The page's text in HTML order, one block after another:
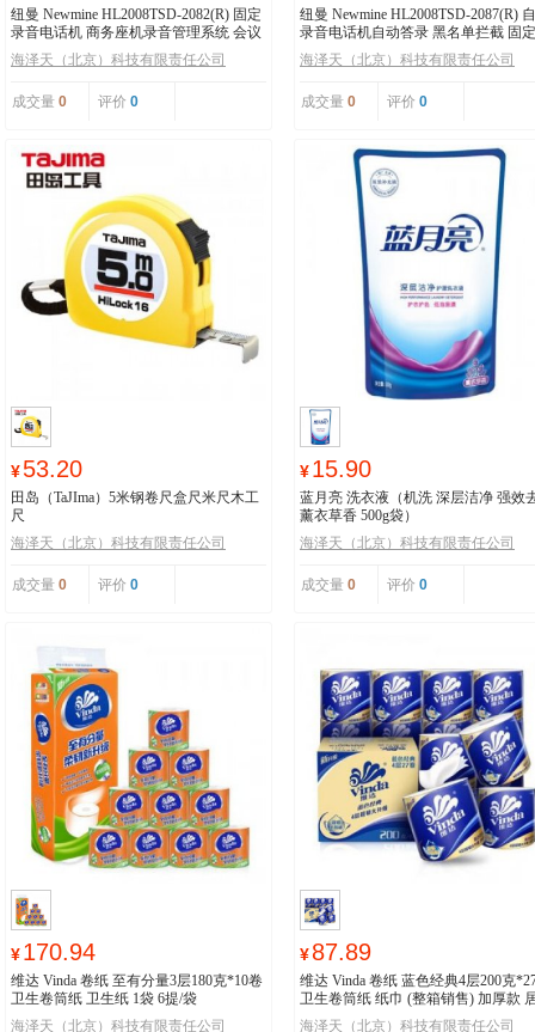
纽曼 Newmine HL2008TSD-2082(R) 固定
录音电话机 商务座机录音管理系统 会议
录音电话
海泽天（北京）科技有限责任公司
成交量 0 评价 0
纽曼 Newmine HL2008TSD-2087(R)
录音电话机自动答录 黑名单拦截 固
机 办公家用
海泽天（北京）科技有限责任公司
成交量 0 评价 0
¥53.20
田岛（TaJIma）5米钢卷尺盒尺米尺木工
尺
海泽天（北京）科技有限责任公司
成交量 0 评价 0
¥15.90
蓝月亮 洗衣液（机洗 深层洁净 强效
薰衣草香 500g袋）
海泽天（北京）科技有限责任公司
成交量 0 评价 0
¥170.94
维达 Vinda 卷纸 至有分量3层180克*10卷
卫生卷筒纸 卫生纸 1袋 6提/袋
海泽天（北京）科技有限责任公司
¥87.89
维达 Vinda 卷纸 蓝色经典4层200克
卫生卷筒纸 纸巾 (整箱销售) 加厚款
必备
海泽天（北京）科技有限责任公司